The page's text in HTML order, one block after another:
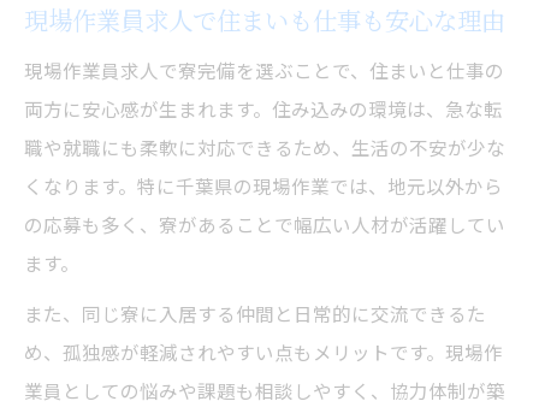
現場作業員求人で住まいも仕事も安心な理由
現場作業員求人で寮完備を選ぶことで、住まいと仕事の
両方に安心感が生まれます。住み込みの環境は、急な転
職や就職にも柔軟に対応できるため、生活の不安が少な
くなります。特に千葉県の現場作業では、地元以外から
の応募も多く、寮があることで幅広い人材が活躍してい
ます。
また、同じ寮に入居する仲間と日常的に交流できるた
め、孤独感が軽減されやすい点もメリットです。現場作
業員としての悩みや課題も相談しやすく、協力体制が築